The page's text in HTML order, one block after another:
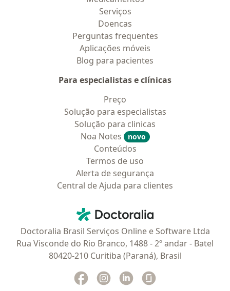
Serviços
Doencas
Perguntas frequentes
Aplicações móveis
Blog para pacientes
Para especialistas e clínicas
Preço
Solução para especialistas
Solução para clinicas
Noa Notes
novo
Conteúdos
Termos de uso
Alerta de segurança
Central de Ajuda para clientes
Doctoralia - Homepage
Doctoralia Brasil Serviços Online e Software Ltda
Rua Visconde do Rio Branco, 1488 - 2º andar - Batel
80420-210 Curitiba (Paraná), Brasil
Facebook
abre num novo separador
Instagram
abre num novo separador
Linkedin
abre num novo